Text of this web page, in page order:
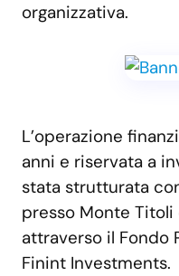
organizzativa.
L’operazione
anni e riservata a
stata strutturata
presso Monte
attraverso il Fondo
Finint Investments.